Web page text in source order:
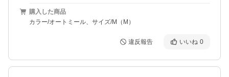
購入した商品
カラー/オートミール、サイズ/M（M）
違反報告 いいね 0